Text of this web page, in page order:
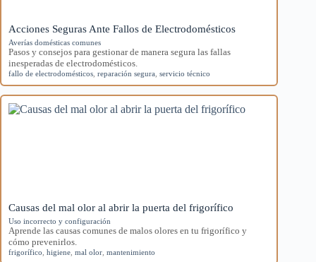
Acciones Seguras Ante Fallos de Electrodomésticos
Averías domésticas comunes
Pasos y consejos para gestionar de manera segura las fallas
inesperadas de electrodomésticos.
fallo de electrodomésticos reparación segura servicio técnico
Causas del mal olor al abrir la puerta del frigorífico
Uso incorrecto y configuración
Aprende las causas comunes de malos olores en tu frigorífico y
cómo prevenirlos.
frigorífico higiene mal olor mantenimiento